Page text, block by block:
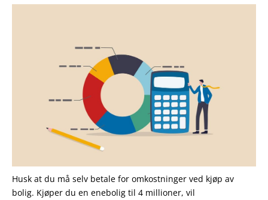
Husk at du må selv betale for omkostninger ved kjøp av
bolig. Kjøper du en enebolig til 4 millioner, vil